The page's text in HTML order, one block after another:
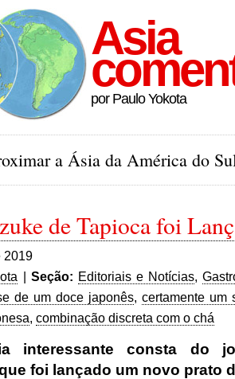
Asia
por Paulo Yokota
a Ásia da América do
de Tapioca foi
2019
| Seção: Editoriais e Notícias,
de um doce japonês, certamente um
, combinação discreta com o chá
interessante consta do
foi lançado um novo prato